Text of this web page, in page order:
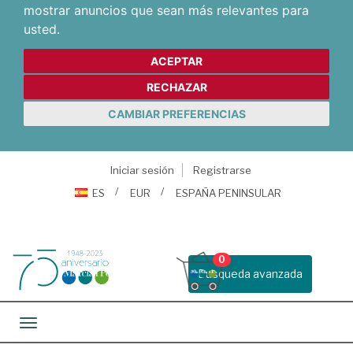
mostrar anuncios que sean más relevantes para
usted.
ACEPTAR
RECHAZAR
CAMBIAR PREFERENCIAS
Iniciar sesión
Registrarse
ES
EUR ESPAÑA PENINSULAR
Busqueda avanzada
0
Toggle navigation